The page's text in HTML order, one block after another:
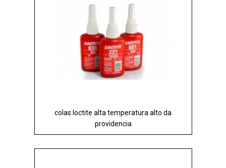
colas loctite alta temperatura alto da
providencia